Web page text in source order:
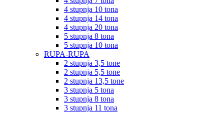
4 stupnja 10 tona
4 stupnja 14 tona
4 stupnja 20 tona
5 stupnja 8 tona
5 stupnja 10 tona
RUPA-RUPA
2 stupnja 3,5 tone
2 stupnja 5,5 tone
2 stupnja 13,5 tone
3 stupnja 5 tona
3 stupnja 8 tona
3 stupnja 11 tona